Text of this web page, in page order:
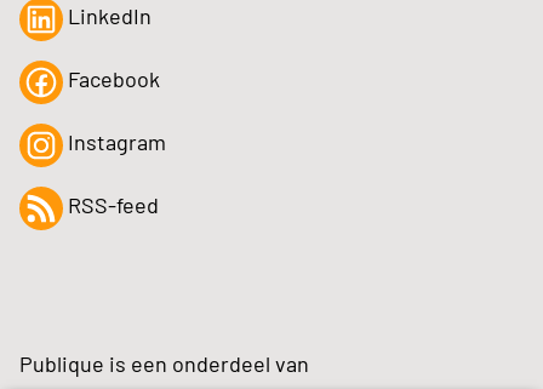
LinkedIn
Facebook
Instagram
RSS-feed
Publique is een onderdeel van